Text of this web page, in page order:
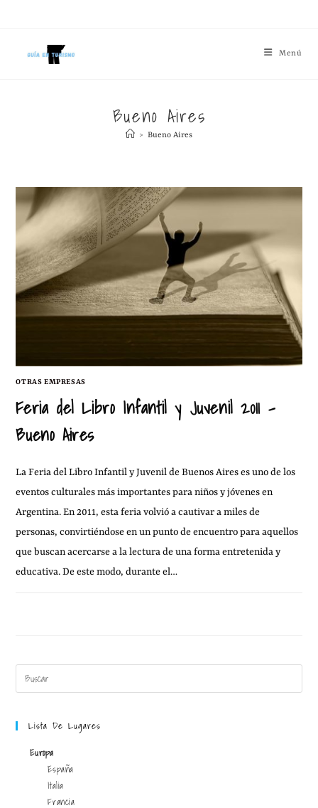
Menú
Bueno Aires
> Bueno Aires
OTRAS EMPRESAS
Feria del Libro Infantil y Juvenil 2011 –
Bueno Aires
La Feria del Libro Infantil y Juvenil de Buenos Aires es uno de los
eventos culturales más importantes para niños y jóvenes en
Argentina. En 2011, esta feria volvió a cautivar a miles de
personas, convirtiéndose en un punto de encuentro para aquellos
que buscan acercarse a la lectura de una forma entretenida y
educativa. De este modo, durante el…
Lista De Lugares
Europa
España
Italia
Francia